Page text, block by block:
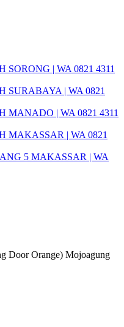
SORONG | WA 0821 4311
SURABAYA | WA 0821
MANADO | WA 0821 4311
MAKASSAR | WA 0821
5 MAKASSAR | WA
Door Orange) Mojoagung